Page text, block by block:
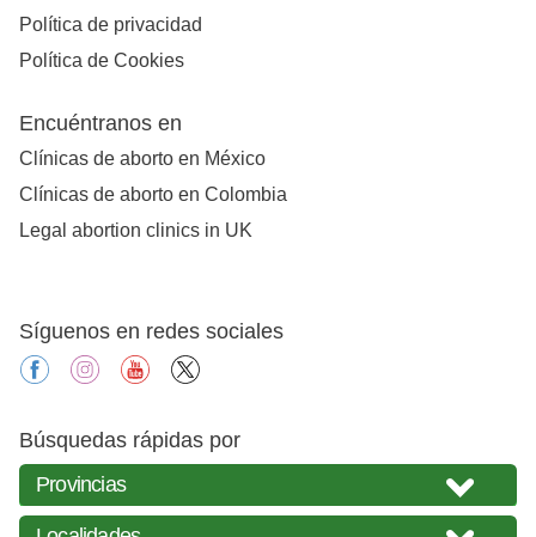
Política de privacidad
Política de Cookies
Encuéntranos en
Clínicas de aborto en México
Clínicas de aborto en Colombia
Legal abortion clinics in UK
Síguenos en redes sociales
facebookinstagramyoutube
Búsquedas rápidas por